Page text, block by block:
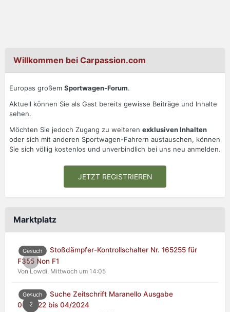
Willkommen bei Carpassion.com
Europas großem Sportwagen-Forum.
Aktuell können Sie als Gast bereits gewisse Beiträge und Inhalte
sehen.
Möchten Sie jedoch Zugang zu weiteren exklusiven Inhalten
oder sich mit anderen Sportwagen-Fahrern austauschen, können
Sie sich völlig kostenlos und unverbindlich bei uns neu anmelden.
JETZT REGISTRIEREN
Marktplatz
0
Gesuch
Stoßdämpfer-Kontrollschalter Nr. 165255 für
F355 Non F1
Von Lowdi, Mittwoch um 14:05
2
Gesuch
Suche Zeitschrift Maranello Ausgabe
04/2022 bis 04/2024